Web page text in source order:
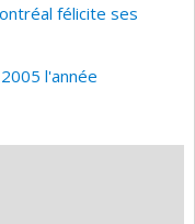
félicite ses
l'année